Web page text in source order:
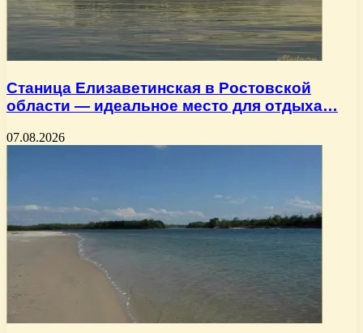
Станица Елизаветинская в Ростовской
области — идеальное место для отдыха…
07.08.2026